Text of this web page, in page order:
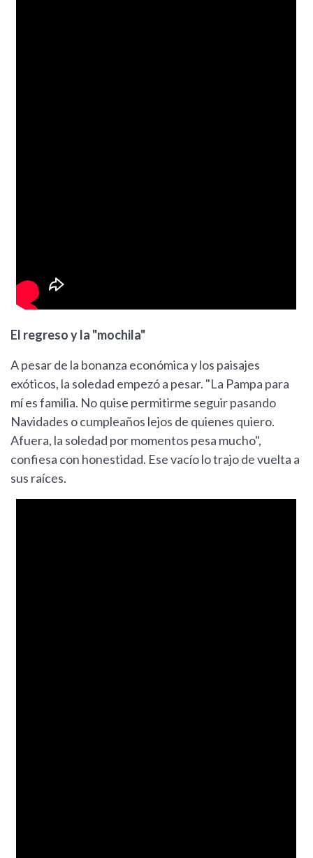
El regreso y la "mochila"
A pesar de la bonanza económica y los paisajes
exóticos, la soledad empezó a pesar. "La Pampa para
mí es familia. No quise permitirme seguir pasando
Navidades o cumpleaños lejos de quienes quiero.
Afuera, la soledad por momentos pesa mucho",
confiesa con honestidad. Ese vacío lo trajo de vuelta a
sus raíces.